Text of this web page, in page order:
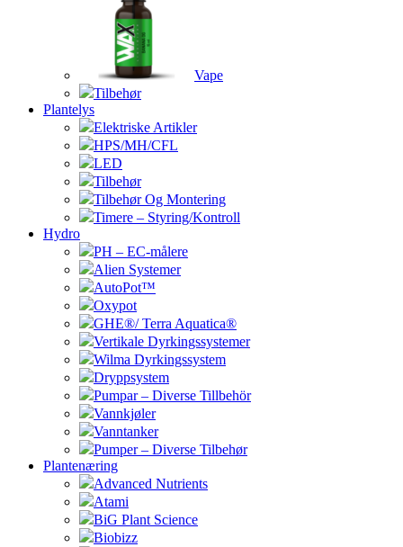
Vape
Tilbehør
Plantelys
Elektriske Artikler
HPS/MH/CFL
LED
Tilbehør
Tilbehør Og Montering
Timere – Styring/Kontroll
Hydro
PH – EC-målere
Alien Systemer
AutoPot™
Oxypot
GHE®/ Terra Aquatica®
Vertikale Dyrkingssystemer
Wilma Dyrkingssystem
Dryppsystem
Pumpar – Diverse Tillbehör
Vannkjøler
Vanntanker
Pumper – Diverse Tilbehør
Plantenæring
Advanced Nutrients
Atami
BiG Plant Science
Biobizz